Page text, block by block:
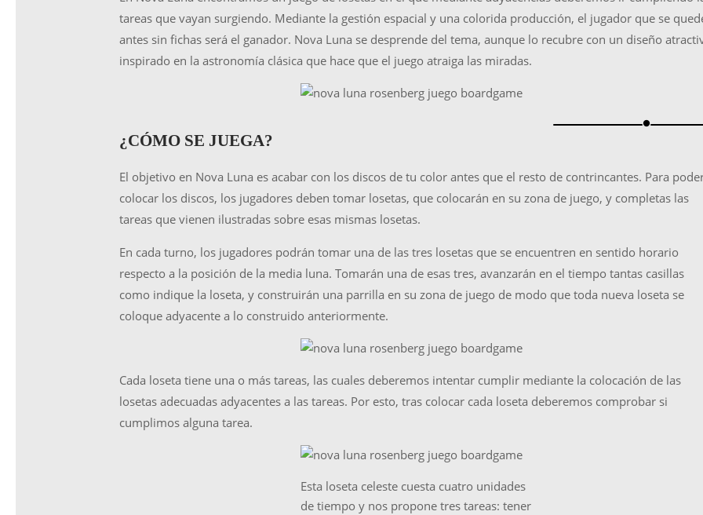
tareas que vayan surgiendo. Mediante la gestión espacial y una colorida producción, el jugador que se
antes sin fichas será el ganador. Nova Luna se desprende del tema, aunque lo recubre con un diseño
inspirado en la astronomía clásica que hace que el juego atraiga las miradas.
brightness_1
¿CÓMO SE JUEGA?
El objetivo en Nova Luna es acabar con los discos de tu color antes que el resto de contrincantes. Para
colocar los discos, los jugadores deben tomar losetas, que colocarán en su zona de juego, y completas las
tareas que vienen ilustradas sobre esas mismas losetas.
En cada turno, los jugadores podrán tomar una de las tres losetas que se encuentren en sentido horario
respecto a la posición de la media luna. Tomarán una de esas tres, avanzarán en el tiempo tantas casillas
como indique la loseta, y construirán una parrilla en su zona de juego de modo que toda nueva loseta se
coloque adyacente a lo construido anteriormente.
Cada loseta tiene una o más tareas, las cuales deberemos intentar cumplir mediante la colocación de las
losetas adecuadas adyacentes a las tareas. Por esto, tras colocar cada loseta deberemos comprobar si
cumplimos alguna tarea.
Esta loseta celeste cuesta cuatro unidades
de tiempo y nos propone tres tareas: tener